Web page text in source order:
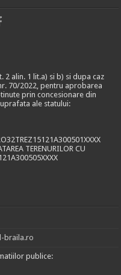
alin. 1 lit.a) si b) si dupa caz
70/2022, pentru aprobarea
prin concesionare din
ale statului:
TERENURILOR CU
braila.ro
publice: